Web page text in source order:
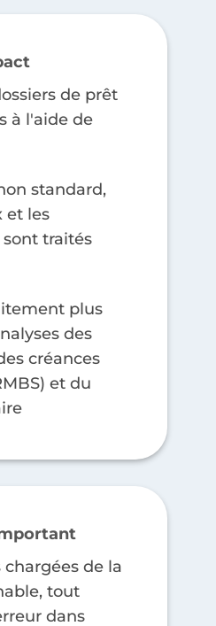
de prêt
à l'aide de
standard,
et les
sont traités
plus
des
créances
et du
chargées de la
tout
dans